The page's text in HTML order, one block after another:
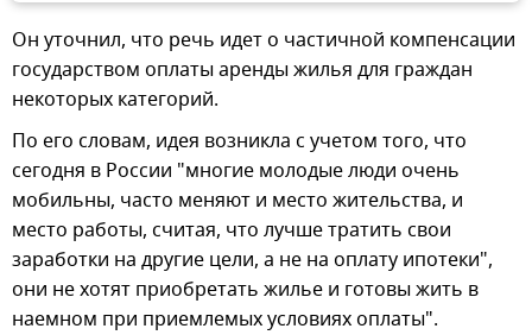
Он уточнил, что речь идет о частичной компенсации
государством оплаты аренды жилья для граждан
некоторых категорий.
По его словам, идея возникла с учетом того, что
сегодня в России "многие молодые люди очень
мобильны, часто меняют и место жительства, и
место работы, считая, что лучше тратить свои
заработки на другие цели, а не на оплату ипотеки",
они не хотят приобретать жилье и готовы жить в
наемном при приемлемых условиях оплаты".